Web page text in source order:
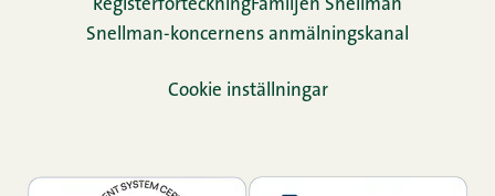
Re­gis­ter­för­teck­ningFamiljen Snellman
Snellman-koncernens anmälningskanal
Cookie inställningar